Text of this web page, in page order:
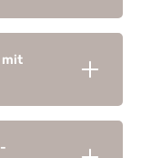
mit